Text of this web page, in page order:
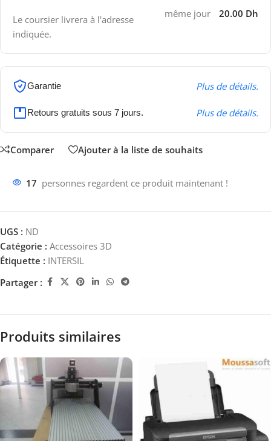
Le coursier livrera à l'adresse
indiquée.
même jour 20.00 Dh
Garantie Plus de détails.
Retours gratuits sous 7 jours. Plus de détails.
Comparer Ajouter à la liste de souhaits
17 personnes regardent ce produit maintenant !
UGS : ND
Catégorie : Accessoires 3D
Étiquette : INTERSIL
Partager :
Produits similaires